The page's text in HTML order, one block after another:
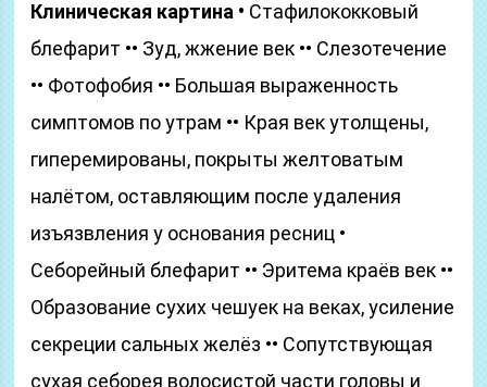
Клиническая картина • Стафилококковый
блефарит •• Зуд, жжение век •• Слезотечение
•• Фотофобия •• Большая выраженность
симптомов по утрам •• Края век утолщены,
гиперемированы, покрыты желтоватым
налётом, оставляющим после удаления
изъязвления у основания ресниц •
Себорейный блефарит •• Эритема краёв век ••
Образование сухих чешуек на веках, усиление
секреции сальных желёз •• Сопутствующая
сухая себорея волосистой части головы и